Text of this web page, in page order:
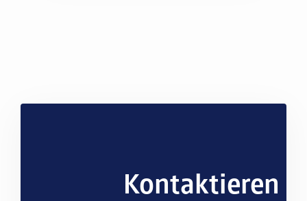
Kontaktieren